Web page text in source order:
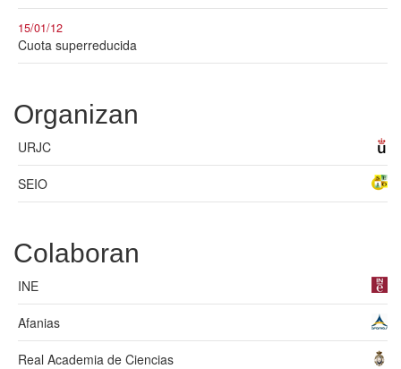
15/01/12
Cuota superreducida
Organizan
URJC
SEIO
Colaboran
INE
Afanias
Real Academia de Ciencias